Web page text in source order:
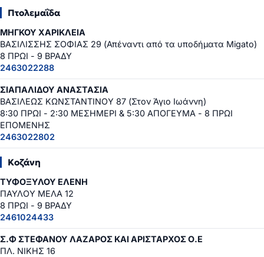
Πτολεμαΐδα
ΜΗΓΚΟΥ ΧΑΡΙΚΛΕΙΑ
ΒΑΣΙΛΙΣΣΗΣ ΣΟΦΙΑΣ 29 (Απέναντι από τα υποδήματα Migato)
8 ΠΡΩΙ - 9 ΒΡΑΔΥ
2463022288
ΣΙΑΠΑΛΙΔΟΥ ΑΝΑΣΤΑΣΙΑ
ΒΑΣΙΛΕΩΣ ΚΩΝΣΤΑΝΤΙΝΟΥ 87 (Στον Άγιο Ιωάννη)
8:30 ΠΡΩΙ - 2:30 ΜΕΣΗΜΕΡΙ & 5:30 ΑΠΟΓΕΥΜΑ - 8 ΠΡΩΙ
ΕΠΟΜΕΝΗΣ
2463022802
Κοζάνη
ΤΥΦΟΞΥΛΟΥ ΕΛΕΝΗ
ΠΑΥΛΟΥ ΜΕΛΑ 12
8 ΠΡΩΙ - 9 ΒΡΑΔΥ
2461024433
Σ.Φ ΣΤΕΦΑΝΟΥ ΛΑΖΑΡΟΣ ΚΑΙ ΑΡΙΣΤΑΡΧΟΣ Ο.Ε
ΠΛ. ΝΙΚΗΣ 16